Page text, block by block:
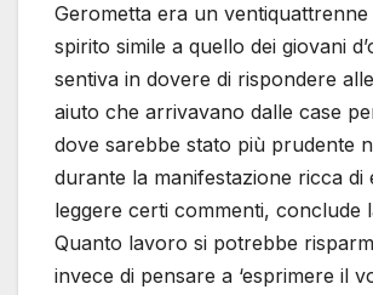
Gerometta era un
spirito simile a quello dei giovani
sentiva in dovere di rispondere
aiuto che arrivavano dalle case
dove sarebbe stato più prudente
durante la manifestazione ricca di
leggere certi commenti, conclude
Quanto lavoro si potrebbe
invece di pensare a ‘esprimere il